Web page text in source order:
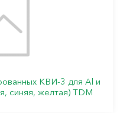
КВИ-3 для Al и
синяя, желтая) TDM